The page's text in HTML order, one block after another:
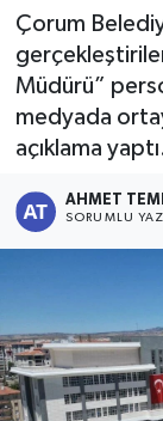
Çorum
Müdürü”
medyada
açıklama
AHMET
SORUMLU